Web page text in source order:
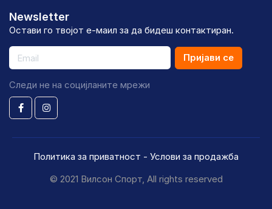
Newsletter
Остави го твојот е-маил за да бидеш контактиран.
Пријави се
Следи не на социјланите мрежи
Политика за приватност - Услови за продажба
© 2021 Вилсон Спорт, All rights reserved